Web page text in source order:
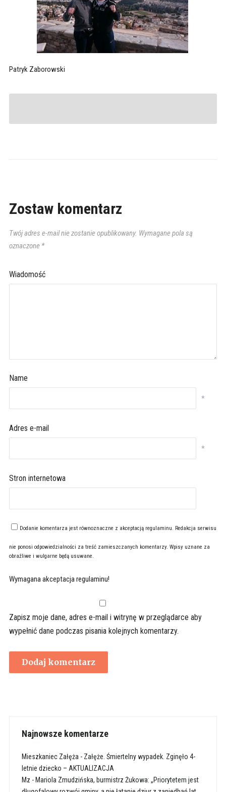
Patryk Zaborowski
Zostaw komentarz
Twój adres e-mail nie zostanie opublikowany. Wymagane pola są
oznaczone *
Wiadomość
Name
*
Adres e-mail
*
Stron internetowa
Dodanie komentarza jest równoznaczne z akceptacją regulaminu. Redakcja serwisu
nie ponosi odpowiedzialności za treść zamieszczanych komentarzy. Wpisy uznane za
obraźliwe i wulgarne będą usuwane.
Wymagana akceptacja regulaminu!
Zapisz moje dane, adres e-mail i witrynę w przeglądarce aby
wypełnić dane podczas pisania kolejnych komentarzy.
Najnowsze komentarze
Mieszkaniec Załęża - Załęże. Śmiertelny wypadek. Zginęło 4-
letnie dziecko – AKTUALIZACJA
Mz - Mariola Zmudzińska, burmistrz Żukowa: „Priorytetem jest